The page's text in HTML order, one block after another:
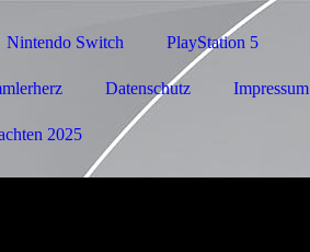
Nintendo Switch PlayStation 5
Datenschutz Impressum
2025